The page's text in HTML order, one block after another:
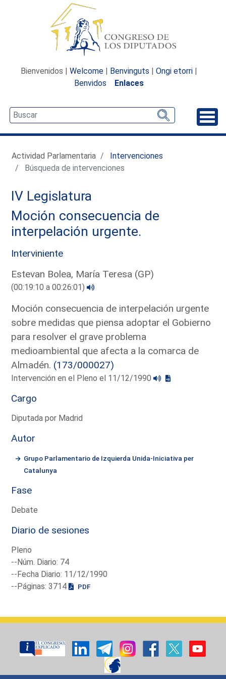
Bienvenidos | Welcome | Benvinguts | Ongi etorri |
Benvidos
Enlaces
Actividad Parlamentaria
Intervenciones
Búsqueda de intervenciones
IV Legislatura
Moción consecuencia de
interpelación urgente.
Interviniente
Estevan Bolea, María Teresa (GP)
(00:19:10 a 00:26:01)
Moción consecuencia de interpelación urgente
sobre medidas que piensa adoptar el Gobierno
para resolver el grave problema
medioambiental que afecta a la comarca de
Almadén. (173/000027)
Intervención en el Pleno el 11/12/1990
Cargo
Diputada por Madrid
Autor
Grupo Parlamentario de Izquierda Unida-Iniciativa per
Catalunya
Fase
Debate
Diario de sesiones
Pleno
--Núm. Diario: 74
--Fecha Diario: 11/12/1990
--Páginas: 3714
PDF